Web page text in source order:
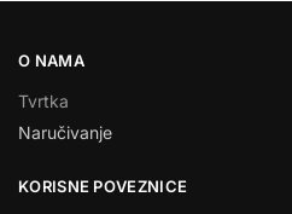
O NAMA
Tvrtka
Naručivanje
KORISNE POVEZNICE